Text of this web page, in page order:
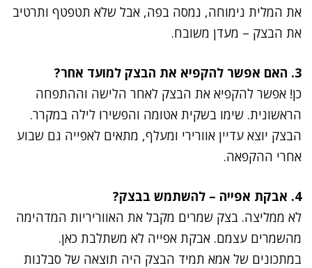
את המלית נימוחה, נמסה בפה, אבל שלא תטפטף ותרטיב
את הבצק – מעדן משובח.
3. האם אפשר להקפיא את הבצק למועד אחר?
כן! אפשר להקפיא את הבצק לאחר הלישה וההתפחה
הראשונית. שימו בשקית אטומה והפשירו לילה במקרר.
הבצק יוצא עדיין אוורירי ומעלף, מתאים לאפייה גם שבוע
אחרי ההקפאה.
4. אבקת אפייה – להשתמש בבצק?
לא ממליצה. בצק שמרים מקבל את האווריריות המדהימה
מהשמרים עצמם. אבקת אפייה לא משתלבת כאן.
במתכונים של אמא תמיד הבצק היה תוצאה של סבלנות